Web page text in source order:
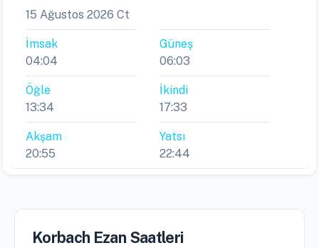
15 Ağustos 2026 Ct
İmsak
04:04
Güneş
06:03
Öğle
13:34
İkindi
17:33
Akşam
20:55
Yatsı
22:44
Korbach Ezan Saatleri